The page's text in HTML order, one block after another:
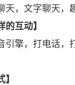
天，文字聊天，
的互动】
引擎，打电话，
】